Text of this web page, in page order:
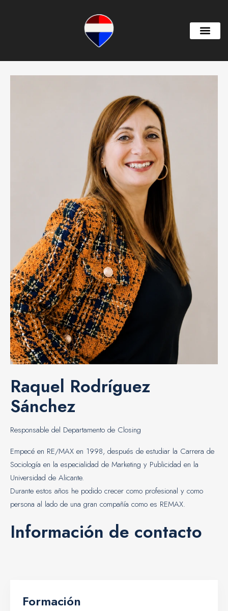
Raquel Rodríguez
Sánchez
Responsable del Departamento de Closing
Empecé en RE/MAX en 1998, después de estudiar la Carrera de
Sociología en la especialidad de Marketing y Publicidad en la
Universidad de Alicante.
Durante estos años he podido crecer como profesional y como
persona al lado de una gran compañía como es REMAX.
Información de contacto
Formación